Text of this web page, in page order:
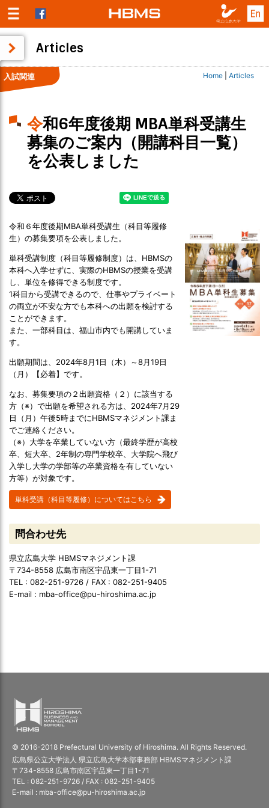
Articles
Home Articles
入試関連
令和6年度後期 MBA単科受講生
募集のご案内（開講科目一覧）
を公表しました
令和６年度後期MBA単科受講生（科目等履修
生）の募集要項を公表しました。
単科受講制度（科目等履修制度）は、HBMSの
本科へ入学せずに、実際のHBMSの授業を受講
し、単位を修得できる制度です。
1科目から受講できるので、仕事やプライベート
の両立が不安な方でも本科への出願を検討する
ことができます。
また、一部科目は、福山市内でも開講していま
す。
出願期間は、2024年8月1日（木）～8月19日
（月）【必着】です。
なお、募集要項の２出願資格（２）に該当する
方（※）で出願を希望される方は、2024年7月29
日（月）午後5時までにHBMSマネジメント課ま
でご連絡ください。
（※）大学を卒業していない方（最終学歴が高校
卒、短大卒、2年制の専門学校卒、大学院へ飛び
入学し大学の学部等の卒業資格を有していない
方等）が対象です。
単科受講（科目等履修）についてはこちら
問合わせ先
県立広島大学 HBMSマネジメント課
〒734-8558 広島市南区宇品東一丁目1-71
TEL : 082-251-9726 / FAX : 082-251-9405
E-mail : mba-office@pu-hiroshima.ac.jp
© 2016-2018 Prefectural University of Hiroshima. All Rights Reserved.
広島県公立大学法人 県立広島大学本部事務部 HBMSマネジメント課
〒734-8558 広島市南区宇品東一丁目1-71
TEL : 082-251-9726 / FAX : 082-251-9405
E-mail : mba-office@pu-hiroshima.ac.jp